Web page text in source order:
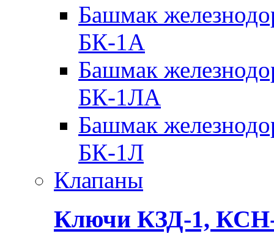
Башмак
БК-1А
Башмак
БК-1ЛА
Башмак
БК-1Л
Клапаны
Ключи КЗД-1,